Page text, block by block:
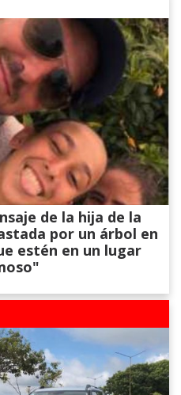
de la hija de la
por un árbol en
estén en un lugar